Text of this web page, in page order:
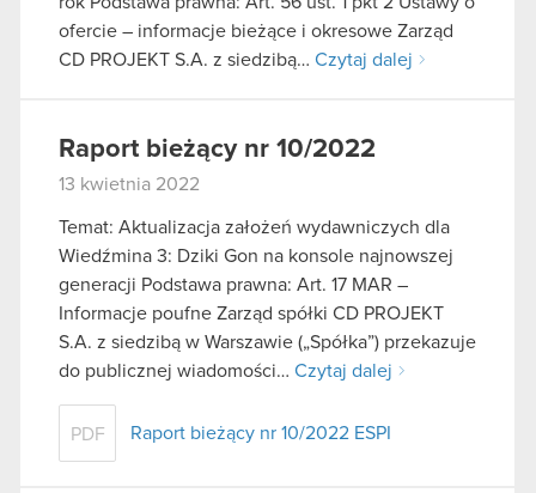
ofercie – informacje bieżące i okresowe Zarząd
CD PROJEKT S.A. z siedzibą… Czytaj dalej
Raport bieżący nr 10/2022
13 kwietnia 2022
Temat: Aktualizacja założeń wydawniczych dla
Wiedźmina 3: Dziki Gon na konsole najnowszej
generacji Podstawa prawna: Art. 17 MAR –
Informacje poufne Zarząd spółki CD PROJEKT
S.A. z siedzibą w Warszawie („Spółka”) przekazuje
do publicznej wiadomości… Czytaj dalej
PDF Raport bieżący nr 10/2022 ESPI